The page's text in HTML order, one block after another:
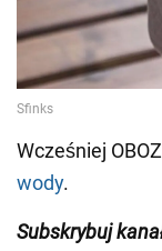
Wcześniej
wody.
Subskrybuj